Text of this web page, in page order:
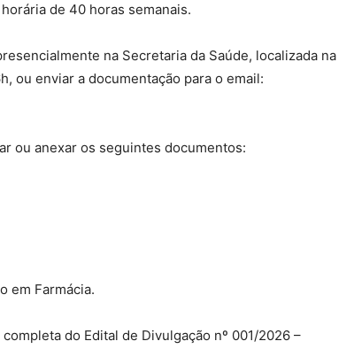
de 40 horas semanais.
na Secretaria da Saúde, localizada na
ou enviar a documentação para o email:
ou anexar os seguintes documentos:
em Farmácia.
do Edital de Divulgação nº 001/2026 –